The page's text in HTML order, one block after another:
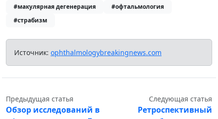
#макулярная дегенерация
#офтальмология
#страбизм
Источник: ophthalmologybreakingnews.com
Предыдущая статья
Обзор исследований в
Следующая статья
Ретроспективный